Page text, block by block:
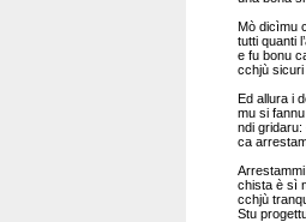
Mò dicìmu
tutti quanti
e fu bonu
cchjù sicuri
Ed allura i
mu si
ndi gridaru:
ca
Arrestammi
chista è sì
cchjù
Stu